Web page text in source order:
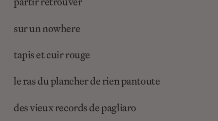
sur un nowhere
tapis et cuir rouge
le ras du plancher de rien pantoute
des vieux records de pagliaro